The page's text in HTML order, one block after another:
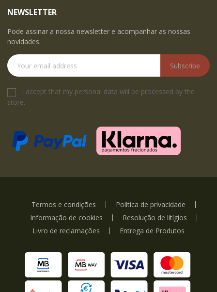
NEWSLETTER
Pode assinar a nossa newsletter e acompanhar as nossas
novidades.
Subscribe
I accept that my personal data will be processed by the
store.
Termos e condições
Política de privacidade
Informação de cookies
Resolução de litígios
Livro de reclamações
Entrega de Produtos